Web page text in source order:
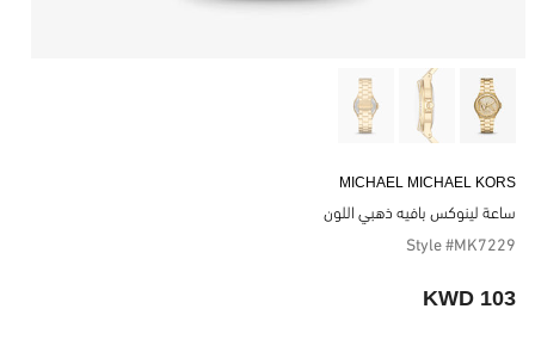
MICHAEL MICHAEL KORS
ساعة لينوكس بافيه ذهبي اللون
Style #MK7229
103 KWD